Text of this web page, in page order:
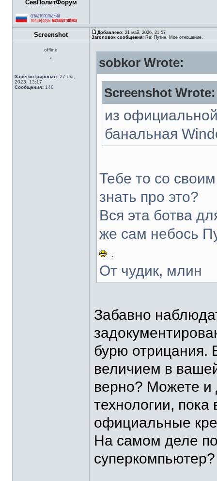
СевПолитФорум
Screenshot Добавлено: 21 май, 2026, 21:57
Заголовок сообщения: Re: Путин. Моё отношение.
offline
*
Зарегистрирован: 27 окт,
2023, 13:17
Сообщения: 140
sobkor Wrote:
Screenshot Wrote:
из
банальная
Тебе то со
знать про это?
Вся эта ботва
же сам небось
.
От чудик, млин
Забавно
бурю отрицания.
величием в
верно? Можете
технологии,
официальные
На самом деле